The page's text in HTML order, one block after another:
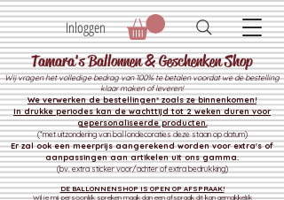
Tamara's Ballonnen & Geschenken Shop
Wij vragen het volledige bedrag van 100% te betalen voordat we de bestelling
klaar maken of leveren!
We verwerken de bestellingen* zoals ze binnenkomen!
In drukke periodes kan de wachttijd tot 2 weken duren voor
gepersonaliseerde producten.
(*met uitzondering van ballondecoraties deze staan op datum)
Er zal ook een meerprijs aangerekend worden voor extra's of
aanpassingen aan artikelen uit ons gamma.
(bv. extra sticker voor/achter of extra bedrukking)
DE BALLONNENSHOP IS OPEN OP AFSPRAAK!
Wil je mij persoonlijk spreken maak dan een afspraak dit kan gemakkelijk
Inloggen